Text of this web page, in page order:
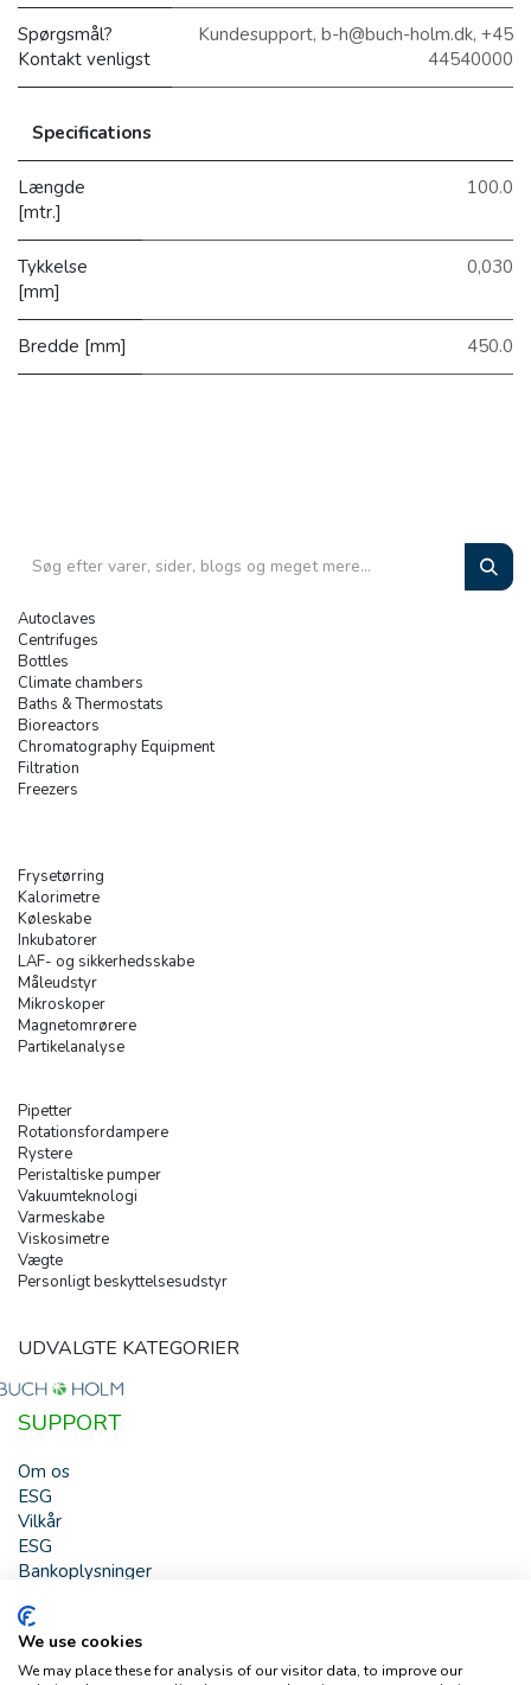
Spørgsmål?
Kontakt venligst
Kundesupport, b-h@buch-holm.dk, +45
44540000
Specifications
Længde
[mtr.]
100.0
Tykkelse
[mm]
0,030
Bredde [mm] 450.0
Autoclaves
Centrifuges
Bottles
Climate chambers
Baths & Thermostats
Bioreactors
Chromatography Equipment
Filtration
Freezers
Frysetørring
Kalorimetre
Køleskabe
Inkubatorer
LAF- og sikkerhedsskabe
Måleudstyr
Mikroskoper
Magnetomrørere
Partikelanalyse
Pipetter
Rotationsfordampere
Rystere
Peristaltiske pumper
Vakuumteknologi
Varmeskabe
Viskosimetre
Vægte
Personligt beskyttelsesudstyr
UDVALGTE KATEGORIER
SUPPORT
Om os
ESG
Vilkår
ESG
Bankoplysninger
HJÆLP
Buch & Holm A/S - Marielundvej 39 - DK-2730 Herlev -
We use cookies
We may place these for analysis of our visitor data, to improve our